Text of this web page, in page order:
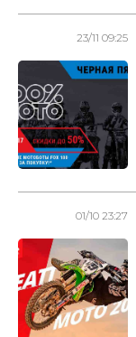
23/11 09:25
01/10 23:27